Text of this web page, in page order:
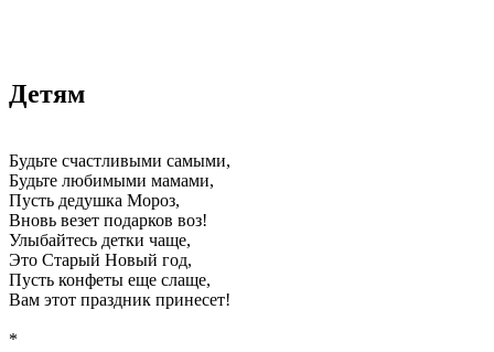
Детям
Будьте счастливыми самыми,
Будьте любимыми мамами,
Пусть дедушка Мороз,
Вновь везет подарков воз!
Улыбайтесь детки чаще,
Это Старый Новый год,
Пусть конфеты еще слаще,
Вам этот праздник принесет!
*